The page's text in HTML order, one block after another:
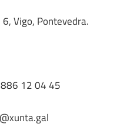
6, Vigo, Pontevedra.
12 04 45